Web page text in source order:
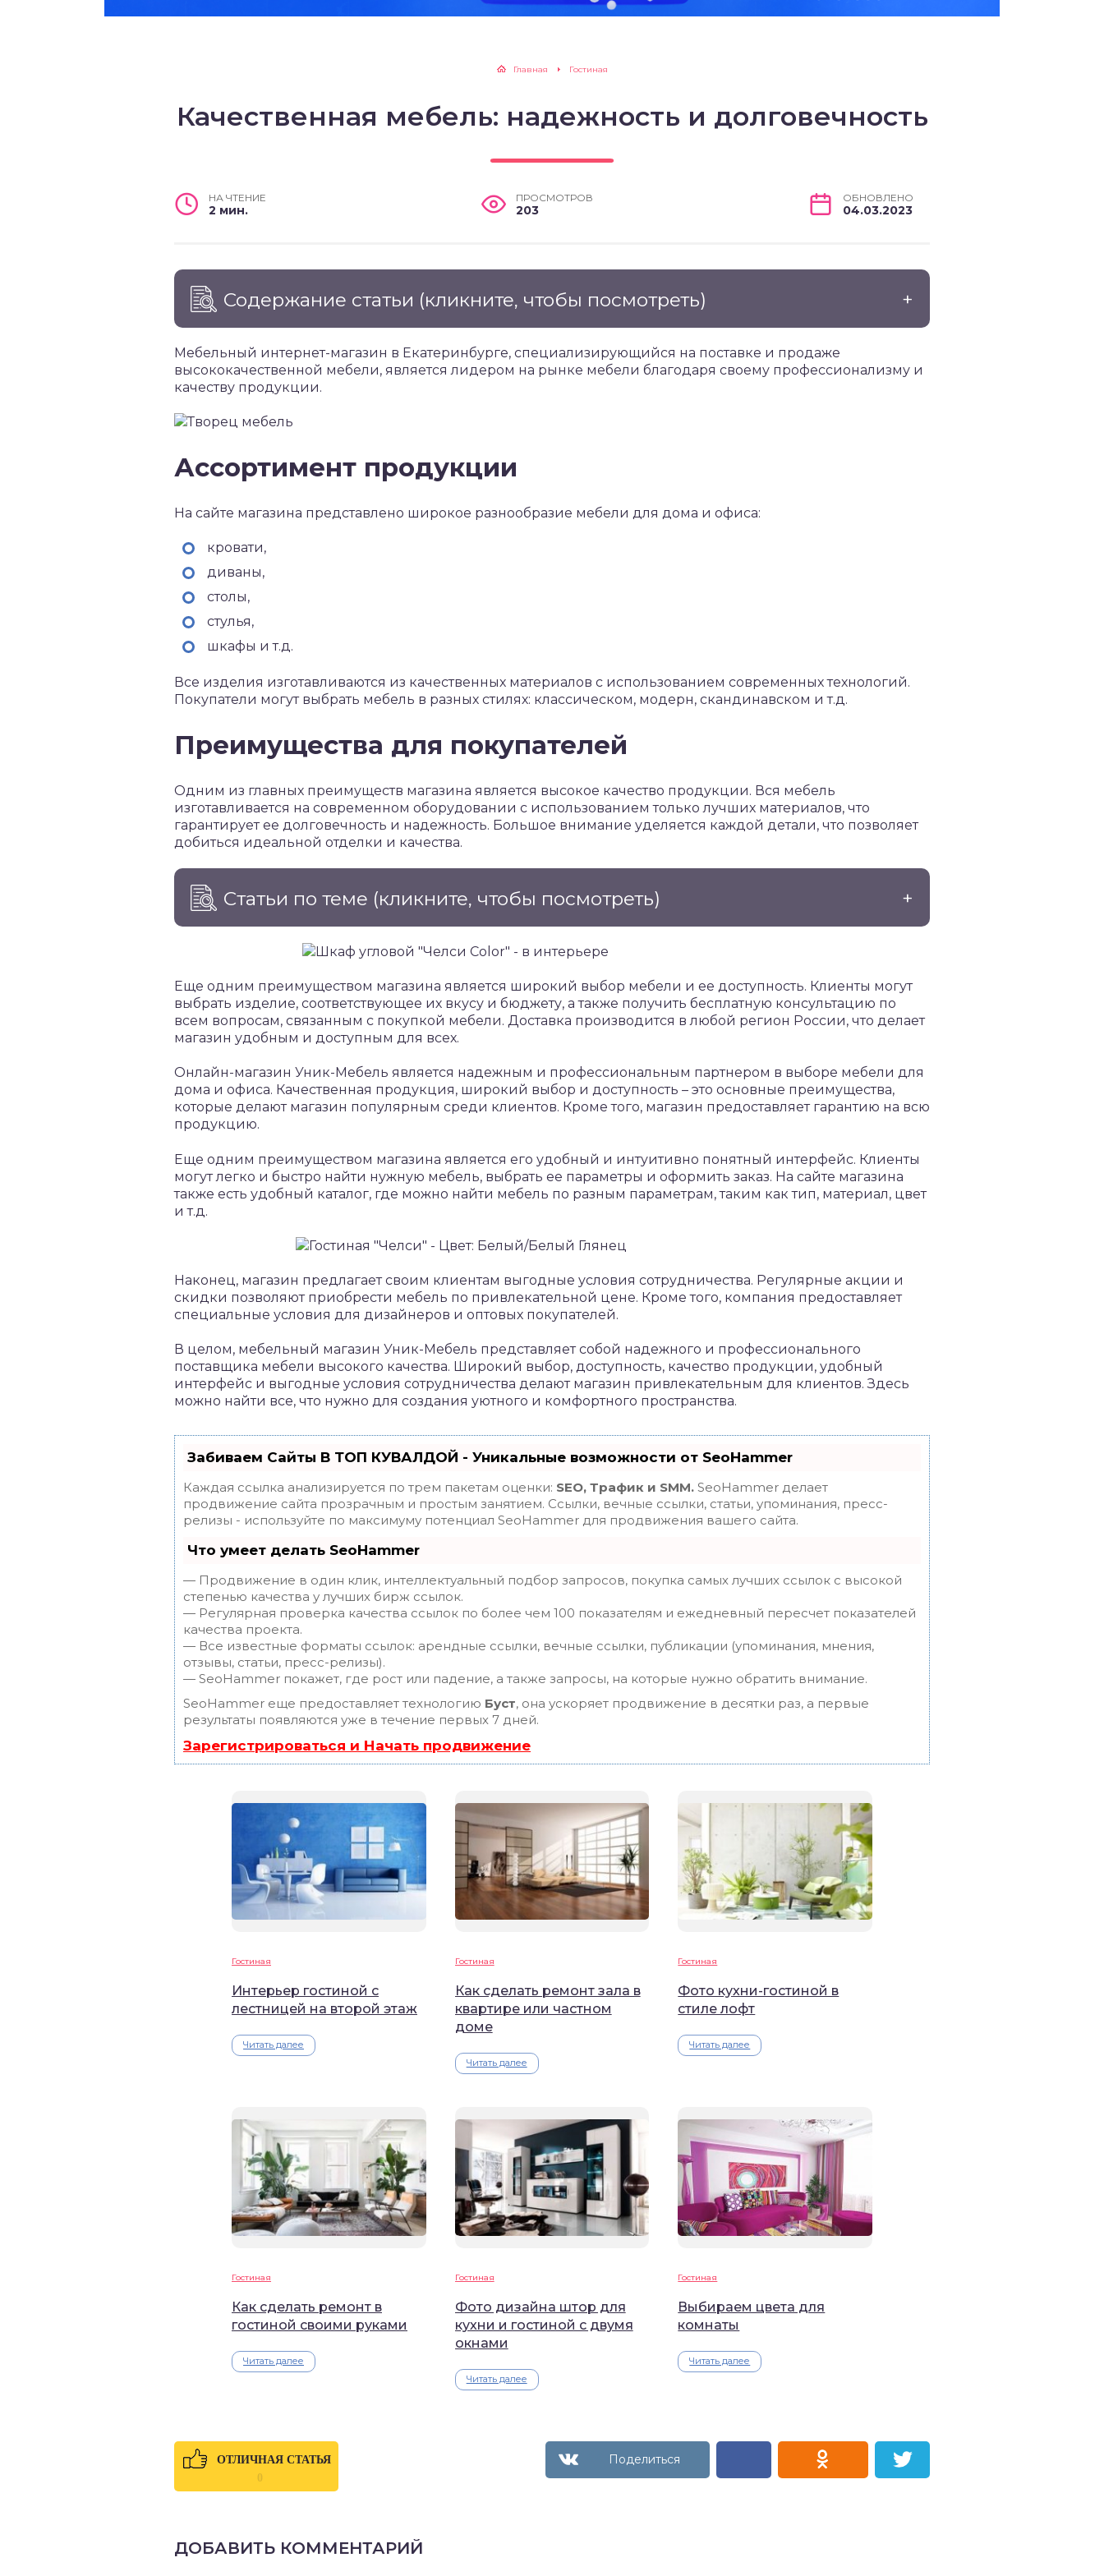
Главная Гостиная
Качественная мебель: надежность и долговечность
НА ЧТЕНИЕ
2 мин.
ПРОСМОТРОВ
203
ОБНОВЛЕНО
04.03.2023
Содержание статьи (кликните, чтобы посмотреть)
Мебельный интернет-магазин в Екатеринбурге, специализирующийся на поставке и продаже
высококачественной мебели, является лидером на рынке мебели благодаря своему профессионализму и
качеству продукции.
Ассортимент продукции
На сайте магазина представлено широкое разнообразие мебели для дома и офиса:
кровати,
диваны,
столы,
стулья,
шкафы и т.д.
Все изделия изготавливаются из качественных материалов с использованием современных технологий.
Покупатели могут выбрать мебель в разных стилях: классическом, модерн, скандинавском и т.д.
Преимущества для покупателей
Одним из главных преимуществ магазина является высокое качество продукции. Вся мебель
изготавливается на современном оборудовании с использованием только лучших материалов, что
гарантирует ее долговечность и надежность. Большое внимание уделяется каждой детали, что позволяет
добиться идеальной отделки и качества.
Статьи по теме (кликните, чтобы посмотреть)
Еще одним преимуществом магазина является широкий выбор мебели и ее доступность. Клиенты могут
выбрать изделие, соответствующее их вкусу и бюджету, а также получить бесплатную консультацию по
всем вопросам, связанным с покупкой мебели. Доставка производится в любой регион России, что делает
магазин удобным и доступным для всех.
Онлайн-магазин Уник-Мебель является надежным и профессиональным партнером в выборе мебели для
дома и офиса. Качественная продукция, широкий выбор и доступность – это основные преимущества,
которые делают магазин популярным среди клиентов. Кроме того, магазин предоставляет гарантию на всю
продукцию.
Еще одним преимуществом магазина является его удобный и интуитивно понятный интерфейс. Клиенты
могут легко и быстро найти нужную мебель, выбрать ее параметры и оформить заказ. На сайте магазина
также есть удобный каталог, где можно найти мебель по разным параметрам, таким как тип, материал, цвет
и т.д.
Наконец, магазин предлагает своим клиентам выгодные условия сотрудничества. Регулярные акции и
скидки позволяют приобрести мебель по привлекательной цене. Кроме того, компания предоставляет
специальные условия для дизайнеров и оптовых покупателей.
В целом, мебельный магазин Уник-Мебель представляет собой надежного и профессионального
поставщика мебели высокого качества. Широкий выбор, доступность, качество продукции, удобный
интерфейс и выгодные условия сотрудничества делают магазин привлекательным для клиентов. Здесь
можно найти все, что нужно для создания уютного и комфортного пространства.
Забиваем Сайты В ТОП КУВАЛДОЙ - Уникальные возможности от SeoHammer
Каждая ссылка анализируется по трем пакетам оценки: SEO, Трафик и SMM. SeoHammer делает
продвижение сайта прозрачным и простым занятием. Ссылки, вечные ссылки, статьи, упоминания, пресс-
релизы - используйте по максимуму потенциал SeoHammer для продвижения вашего сайта.
Что умеет делать SeoHammer
— Продвижение в один клик, интеллектуальный подбор запросов, покупка самых лучших ссылок с высокой
степенью качества у лучших бирж ссылок.
— Регулярная проверка качества ссылок по более чем 100 показателям и ежедневный пересчет показателей
качества проекта.
— Все известные форматы ссылок: арендные ссылки, вечные ссылки, публикации (упоминания, мнения,
отзывы, статьи, пресс-релизы).
— SeoHammer покажет, где рост или падение, а также запросы, на которые нужно обратить внимание.
SeoHammer еще предоставляет технологию Буст, она ускоряет продвижение в десятки раз, а первые
результаты появляются уже в течение первых 7 дней.
Зарегистрироваться и Начать продвижение
Гостиная
Интерьер гостиной с
лестницей на второй этаж
Читать далее
Гостиная
Как сделать ремонт зала в
квартире или частном
доме
Читать далее
Гостиная
Фото кухни-гостиной в
стиле лофт
Читать далее
Гостиная
Как сделать ремонт в
гостиной своими руками
Читать далее
Гостиная
Фото дизайна штор для
кухни и гостиной с двумя
окнами
Читать далее
Гостиная
Выбираем цвета для
комнаты
Читать далее
ОТЛИЧНАЯ СТАТЬЯ
0
ДОБАВИТЬ КОММЕНТАРИЙ